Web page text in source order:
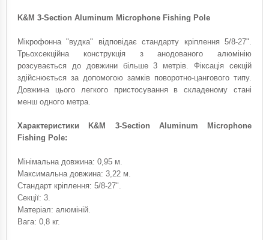
K&M 3-Section Aluminum Microphone Fishing Pole
Мікрофонна "вудка" відповідає стандарту кріплення 5/8-27".
Трьохсекційна конструкція з анодованого алюмінію
розсувається до довжини більше 3 метрів. Фіксація секцій
здійснюється за допомогою замків поворотно-цангового типу.
Довжина цього легкого пристосування в складеному стані
менш одного метра.
Характеристики K&M 3-Section Aluminum Microphone
Fishing Pole:
Мінімальна довжина: 0,95 м.
Максимальна довжина: 3,22 м.
Стандарт кріплення: 5/8-27".
Секції: 3.
Матеріал: алюміній.
Вага: 0,8 кг.